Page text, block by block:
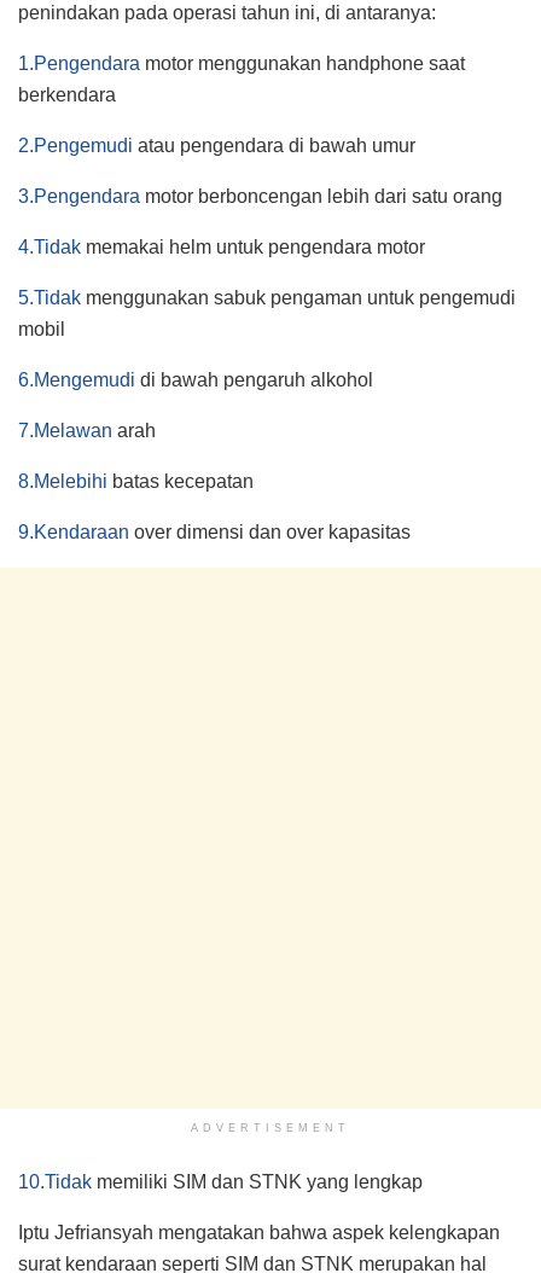
penindakan pada operasi tahun ini, di antaranya:
1.Pengendara motor menggunakan handphone saat
berkendara
2.Pengemudi atau pengendara di bawah umur
3.Pengendara motor berboncengan lebih dari satu orang
4.Tidak memakai helm untuk pengendara motor
5.Tidak menggunakan sabuk pengaman untuk pengemudi
mobil
6.Mengemudi di bawah pengaruh alkohol
7.Melawan arah
8.Melebihi batas kecepatan
9.Kendaraan over dimensi dan over kapasitas
ADVERTISEMENT
10.Tidak memiliki SIM dan STNK yang lengkap
Iptu Jefriansyah mengatakan bahwa aspek kelengkapan
surat kendaraan seperti SIM dan STNK merupakan hal